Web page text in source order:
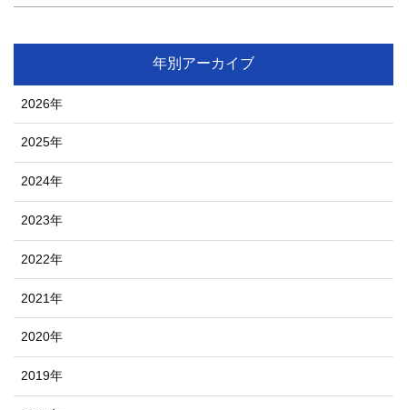
年別アーカイブ
2026年
2025年
2024年
2023年
2022年
2021年
2020年
2019年